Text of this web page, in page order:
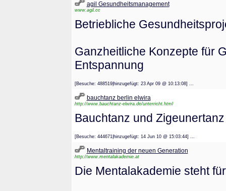
agil Gesundheitsmanagement
www.agil.cc
Betriebliche
Ganzheitliche Konzepte für
Entspannung
[Besuche: 488519|hinzugefügt: 23 Apr 09 @ 10:13:08] ...
bauchtanz berlin elwira
http://www.bauchtanz-elwira.de/unterricht.html
Bauchtanz und Zigeunertanz
[Besuche: 444671|hinzugefügt: 14 Jun 10 @ 15:03:44] ...
Mentaltraining der neuen Generation
http://www.mentalakademie.at
Die Mentalakademie steht